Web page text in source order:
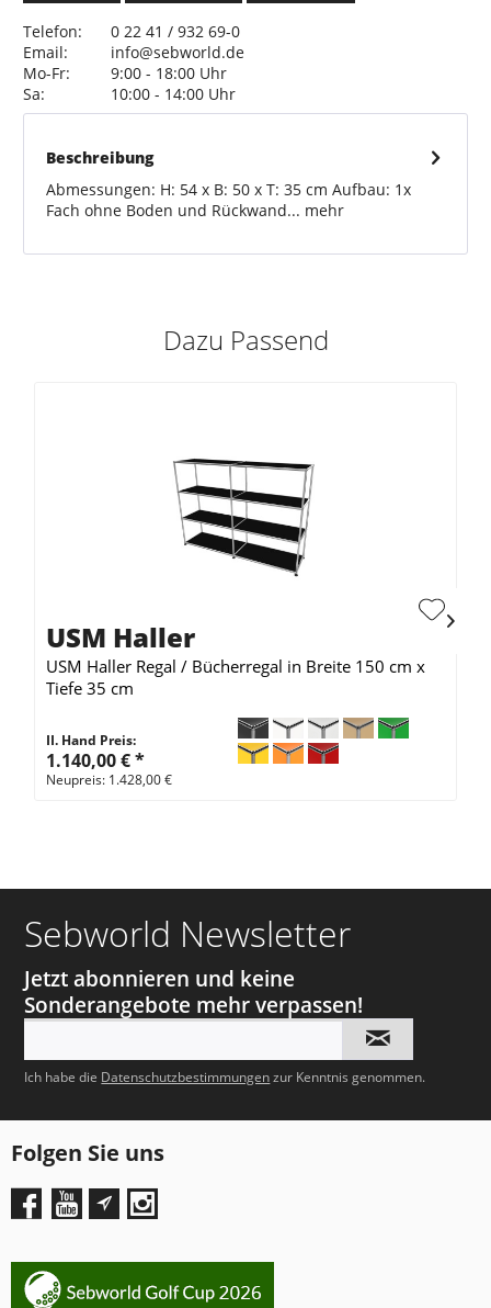
Telefon:
0 22 41 / 932 69-0
Email:
info@sebworld.de
Mo-Fr:
9:00 - 18:00 Uhr
Sa:
10:00 - 14:00 Uhr
Beschreibung
Abmessungen: H: 54 x B: 50 x T: 35 cm Aufbau: 1x
Fach ohne Boden und Rückwand... mehr
Dazu Passend
USM Haller
USM Haller Regal / Bücherregal in Breite 150 cm x
Tiefe 35 cm
II. Hand Preis:
1.140,00 €*
Neupreis: 1.428,00 €
Sebworld Newsletter
Jetzt abonnieren und keine
Sonderangebote mehr verpassen!
Ich habe die Datenschutzbestimmungenzur Kenntnis genommen.
Folgen Sie uns